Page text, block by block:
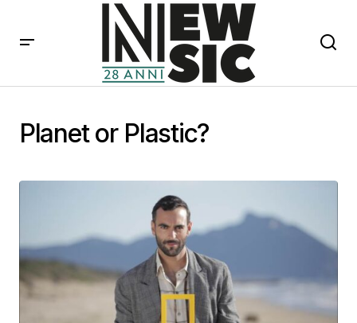
Planet or Plastic?